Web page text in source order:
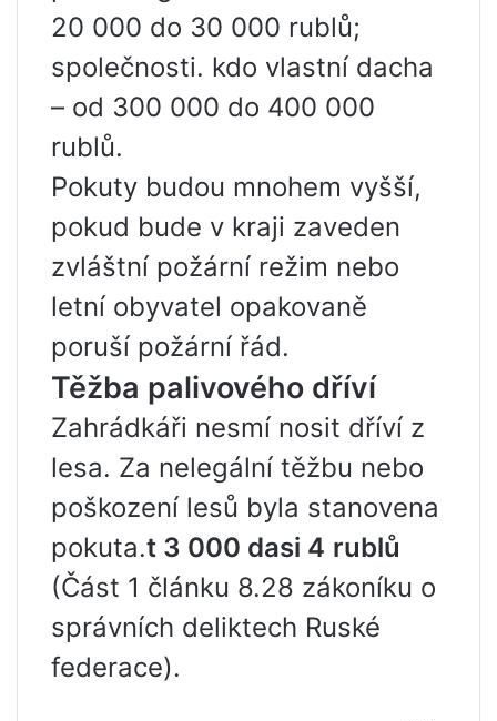
20 000 do 30 000 rublů;
společnosti. kdo vlastní dacha
– od 300 000 do 400 000
rublů.
Pokuty budou mnohem vyšší,
pokud bude v kraji zaveden
zvláštní požární režim nebo
letní obyvatel opakovaně
poruší požární řád.
Těžba palivového dříví
Zahrádkáři nesmí nosit dříví z
lesa. Za nelegální těžbu nebo
poškození lesů byla stanovena
pokuta.t 3 000 dasi 4 rublů
(Část 1 článku 8.28 zákoníku o
správních deliktech Ruské
federace).